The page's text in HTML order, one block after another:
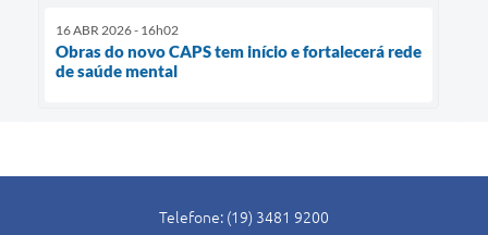
16 ABR 2026 - 16h02
Obras do novo CAPS tem início e fortalecerá rede
de saúde mental
Telefone: (19) 3481 9200